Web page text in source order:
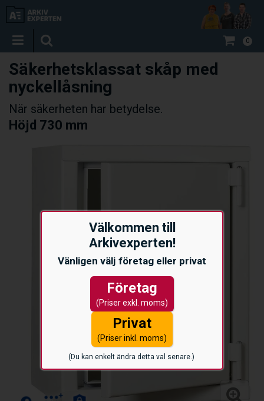
Välkommen till
Arkivexperten!
Vänligen välj företag eller privat
Företag
(Priser exkl. moms)
Privat
(Priser inkl. moms)
(Du kan enkelt ändra detta val senare.)
0
Säkerhetsklassat skåp med
nyckellåsning
När säkerheten har betydelse.
Höjd 730 mm